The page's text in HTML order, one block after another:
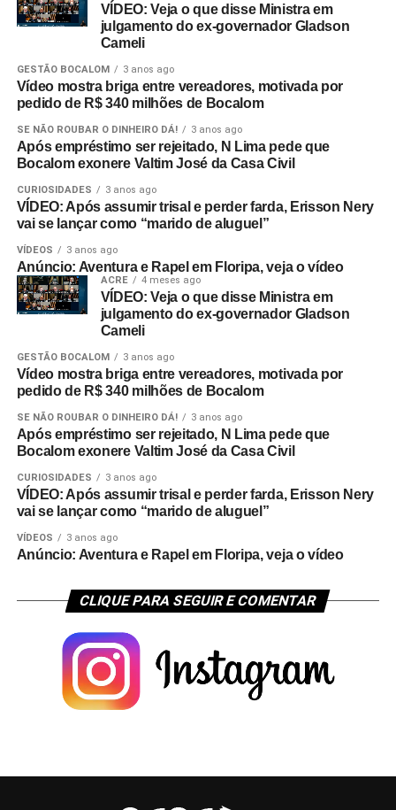
VÍDEO: Veja o que disse Ministra em
julgamento do ex-governador Gladson
Cameli
GESTÃO BOCALOM 3 anos ago
Vídeo mostra briga entre vereadores, motivada por
pedido de R$ 340 milhões de Bocalom
SE NÃO ROUBAR O DINHEIRO DÁ! 3 anos ago
Após empréstimo ser rejeitado, N Lima pede que
Bocalom exonere Valtim José da Casa Civil
CURIOSIDADES 3 anos ago
VÍDEO: Após assumir trisal e perder farda, Erisson Nery
vai se lançar como “marido de aluguel”
VÍDEOS 3 anos ago
Anúncio: Aventura e Rapel em Floripa, veja o vídeo
ACRE 4 meses ago
VÍDEO: Veja o que disse Ministra em
julgamento do ex-governador Gladson
Cameli
GESTÃO BOCALOM 3 anos ago
Vídeo mostra briga entre vereadores, motivada por
pedido de R$ 340 milhões de Bocalom
SE NÃO ROUBAR O DINHEIRO DÁ! 3 anos ago
Após empréstimo ser rejeitado, N Lima pede que
Bocalom exonere Valtim José da Casa Civil
CURIOSIDADES 3 anos ago
VÍDEO: Após assumir trisal e perder farda, Erisson Nery
vai se lançar como “marido de aluguel”
VÍDEOS 3 anos ago
Anúncio: Aventura e Rapel em Floripa, veja o vídeo
CLIQUE PARA SEGUIR E COMENTAR